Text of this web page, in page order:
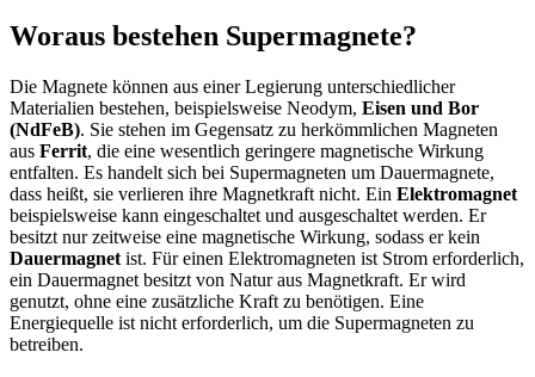
Woraus bestehen Supermagnete?
Die Magnete können aus einer Legierung unterschiedlicher
Materialien bestehen, beispielsweise Neodym, Eisen und Bor
(NdFeB). Sie stehen im Gegensatz zu herkömmlichen Magneten
aus Ferrit, die eine wesentlich geringere magnetische Wirkung
entfalten. Es handelt sich bei Supermagneten um Dauermagnete,
dass heißt, sie verlieren ihre Magnetkraft nicht. Ein Elektromagnet
beispielsweise kann eingeschaltet und ausgeschaltet werden. Er
besitzt nur zeitweise eine magnetische Wirkung, sodass er kein
Dauermagnet ist. Für einen Elektromagneten ist Strom erforderlich,
ein Dauermagnet besitzt von Natur aus Magnetkraft. Er wird
genutzt, ohne eine zusätzliche Kraft zu benötigen. Eine
Energiequelle ist nicht erforderlich, um die Supermagneten zu
betreiben.